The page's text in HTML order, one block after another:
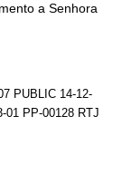
a Senhora
PUBLIC 14-12-
01 PP-00128 RTJ